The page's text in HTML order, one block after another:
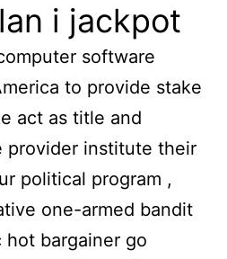
i jackpot
software
to provide stake
act as title and
provider institute their
political program ,
one-armed bandit
hot bargainer go